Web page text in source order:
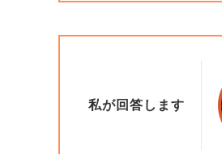
① 銀行にバレて「一
住宅ローンは「契
せんが、銀行から
違反としてローンの
私が回答します